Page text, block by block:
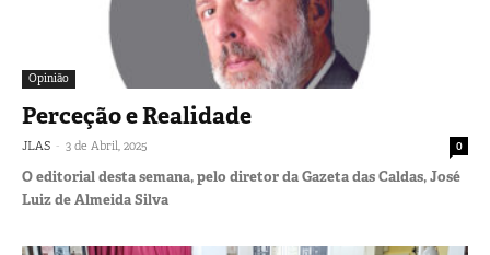
Opinião
Perceção e Realidade
JLAS - 3 de Abril, 2025 0
O editorial desta semana, pelo diretor da Gazeta das Caldas, José
Luiz de Almeida Silva